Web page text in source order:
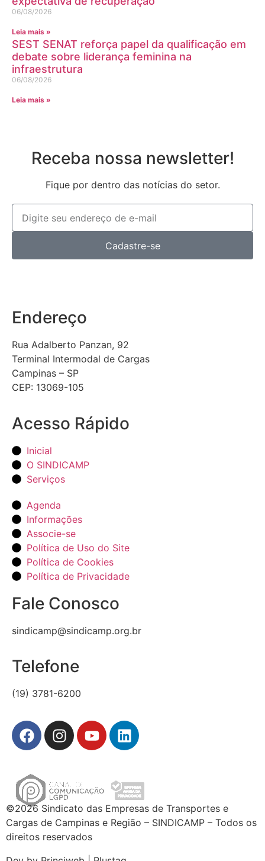
06/08/2026
Leia mais »
SEST SENAT reforça papel da qualificação em
debate sobre liderança feminina na
infraestrutura
06/08/2026
Leia mais »
Receba nossa newsletter!
Fique por dentro das notícias do setor.
Cadastre-se
Endereço
Rua Adalberto Panzan, 92
Terminal Intermodal de Cargas
Campinas – SP
CEP: 13069-105
Acesso Rápido
Inicial
O SINDICAMP
Serviços
Agenda
Informações
Associe-se
Política de Uso do Site
Política de Cookies
Política de Privacidade
Fale Conosco
sindicamp@sindicamp.org.br
Telefone
(19) 3781-6200
©2026 Sindicato das Empresas de Transportes e
Cargas de Campinas e Região – SINDICAMP – Todos os
direitos reservados